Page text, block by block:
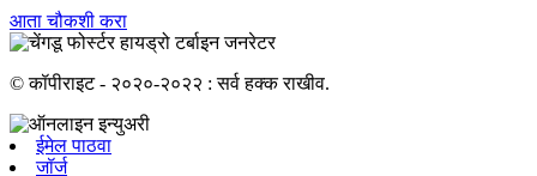
आता चौकशी करा
© कॉपीराइट - २०२०-२०२२ : सर्व हक्क राखीव.
ईमेल पाठवा
जॉर्ज